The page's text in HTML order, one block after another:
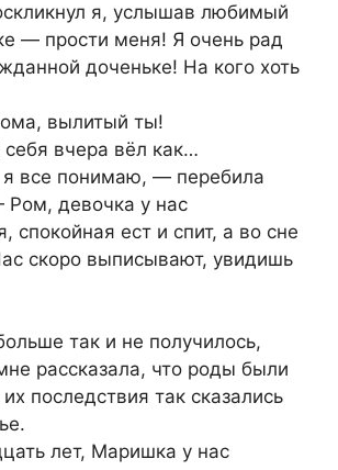
я, услышав любимый
— прости меня! Я очень рад
доченьке! На кого хоть
вылитый ты!
вчера вёл как…
все понимаю, — перебила
девочка у нас
спокойная ест и спит, а во сне
скоро выписывают, увидишь
так и не получилось,
рассказала, что роды были
последствия так сказались
лет, Маришка у нас